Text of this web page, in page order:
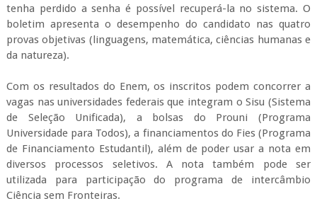
tenha perdido a senha é possível recuperá-la no sistema. O
boletim apresenta o desempenho do candidato nas quatro
provas objetivas (linguagens, matemática, ciências humanas e
da natureza).
Com os resultados do Enem, os inscritos podem concorrer a
vagas nas universidades federais que integram o Sisu (Sistema
de Seleção Unificada), a bolsas do Prouni (Programa
Universidade para Todos), a financiamentos do Fies (Programa
de Financiamento Estudantil), além de poder usar a nota em
diversos processos seletivos. A nota também pode ser
utilizada para participação do programa de intercâmbio
Ciência sem Fronteiras.